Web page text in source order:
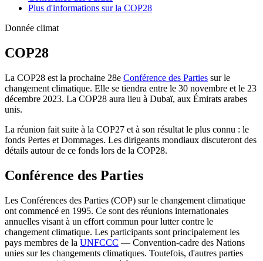
Plus d'informations sur la COP28
Donnée climat
COP28
La COP28 est la prochaine 28e Conférence des Parties sur le
changement climatique. Elle se tiendra entre le 30 novembre et le 23
décembre 2023. La COP28 aura lieu à Dubaï, aux Émirats arabes
unis.
La réunion fait suite à la COP27 et à son résultat le plus connu : le
fonds Pertes et Dommages. Les dirigeants mondiaux discuteront des
détails autour de ce fonds lors de la COP28.
Conférence des Parties
Les Conférences des Parties (COP) sur le changement climatique
ont commencé en 1995. Ce sont des réunions internationales
annuelles visant à un effort commun pour lutter contre le
changement climatique. Les participants sont principalement les
pays membres de la UNFCCC — Convention-cadre des Nations
unies sur les changements climatiques. Toutefois, d'autres parties